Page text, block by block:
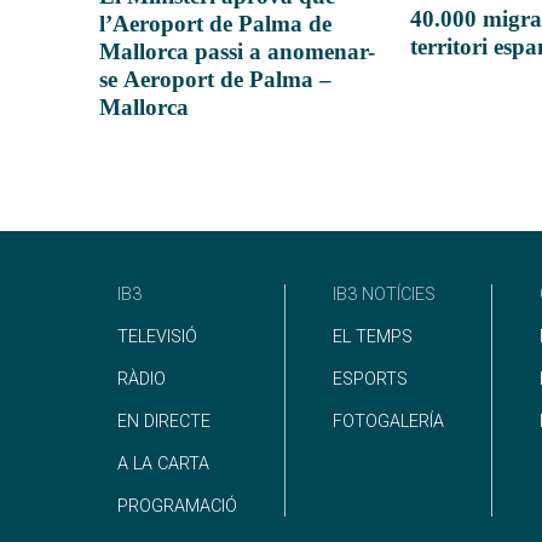
l’Aeroport de Palma de
Mallorca passi a anomenar-
se Aeroport de Palma –
Mallorca
40.000
territori
IB3
TELEVISIÓ
RÀDIO
EN DIRECTE
A LA CARTA
PROGRAMACIÓ
IB3 NOTÍCIES
EL TEMPS
ESPORTS
FOTOGALERÍA